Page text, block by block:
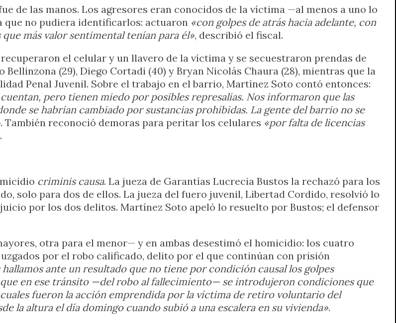
de las manos. Los agresores eran conocidos de la víctima —al menos a uno lo
no pudiera identificarlos: actuaron «con golpes de atrás hacia adelante, con
más valor sentimental tenían para él», describió el fiscal.
el celular y un llavero de la víctima y se secuestraron prendas de
(29), Diego Cortadi (40) y Bryan Nicolás Chaura (28), mientras que la
Penal Juvenil. Sobre el trabajo en el barrio, Martínez Soto contó entonces:
pero tienen miedo por posibles represalias. Nos informaron que las
se habrían cambiado por sustancias prohibidas. La gente del barrio no se
. También reconoció demoras para peritar los celulares «por falta de licencias
.
criminis causa. La jueza de Garantías Lucrecia Bustos la rechazó para los
solo para dos de ellos. La jueza del fuero juvenil, Libertad Cordido, resolvió lo
por los dos delitos. Martínez Soto apeló lo resuelto por Bustos; el defensor
otra para el menor— y en ambas desestimó el homicidio: los cuatro
por el robo calificado, delito por el que continúan con prisión
hallamos ante un resultado que no tiene por condición causal los golpes
en ese tránsito —del robo al fallecimiento— se introdujeron condiciones que
fueron la acción emprendida por la víctima de retiro voluntario del
la altura el día domingo cuando subió a una escalera en su vivienda».